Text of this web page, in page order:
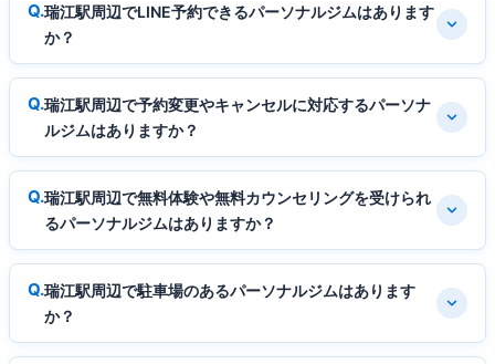
瑞江駅周辺でLINE予約できるパーソナルジムはあります
か？
瑞江駅周辺で予約変更やキャンセルに対応するパーソナ
ルジムはありますか？
瑞江駅周辺で無料体験や無料カウンセリングを受けられ
るパーソナルジムはありますか？
瑞江駅周辺で駐車場のあるパーソナルジムはあります
か？